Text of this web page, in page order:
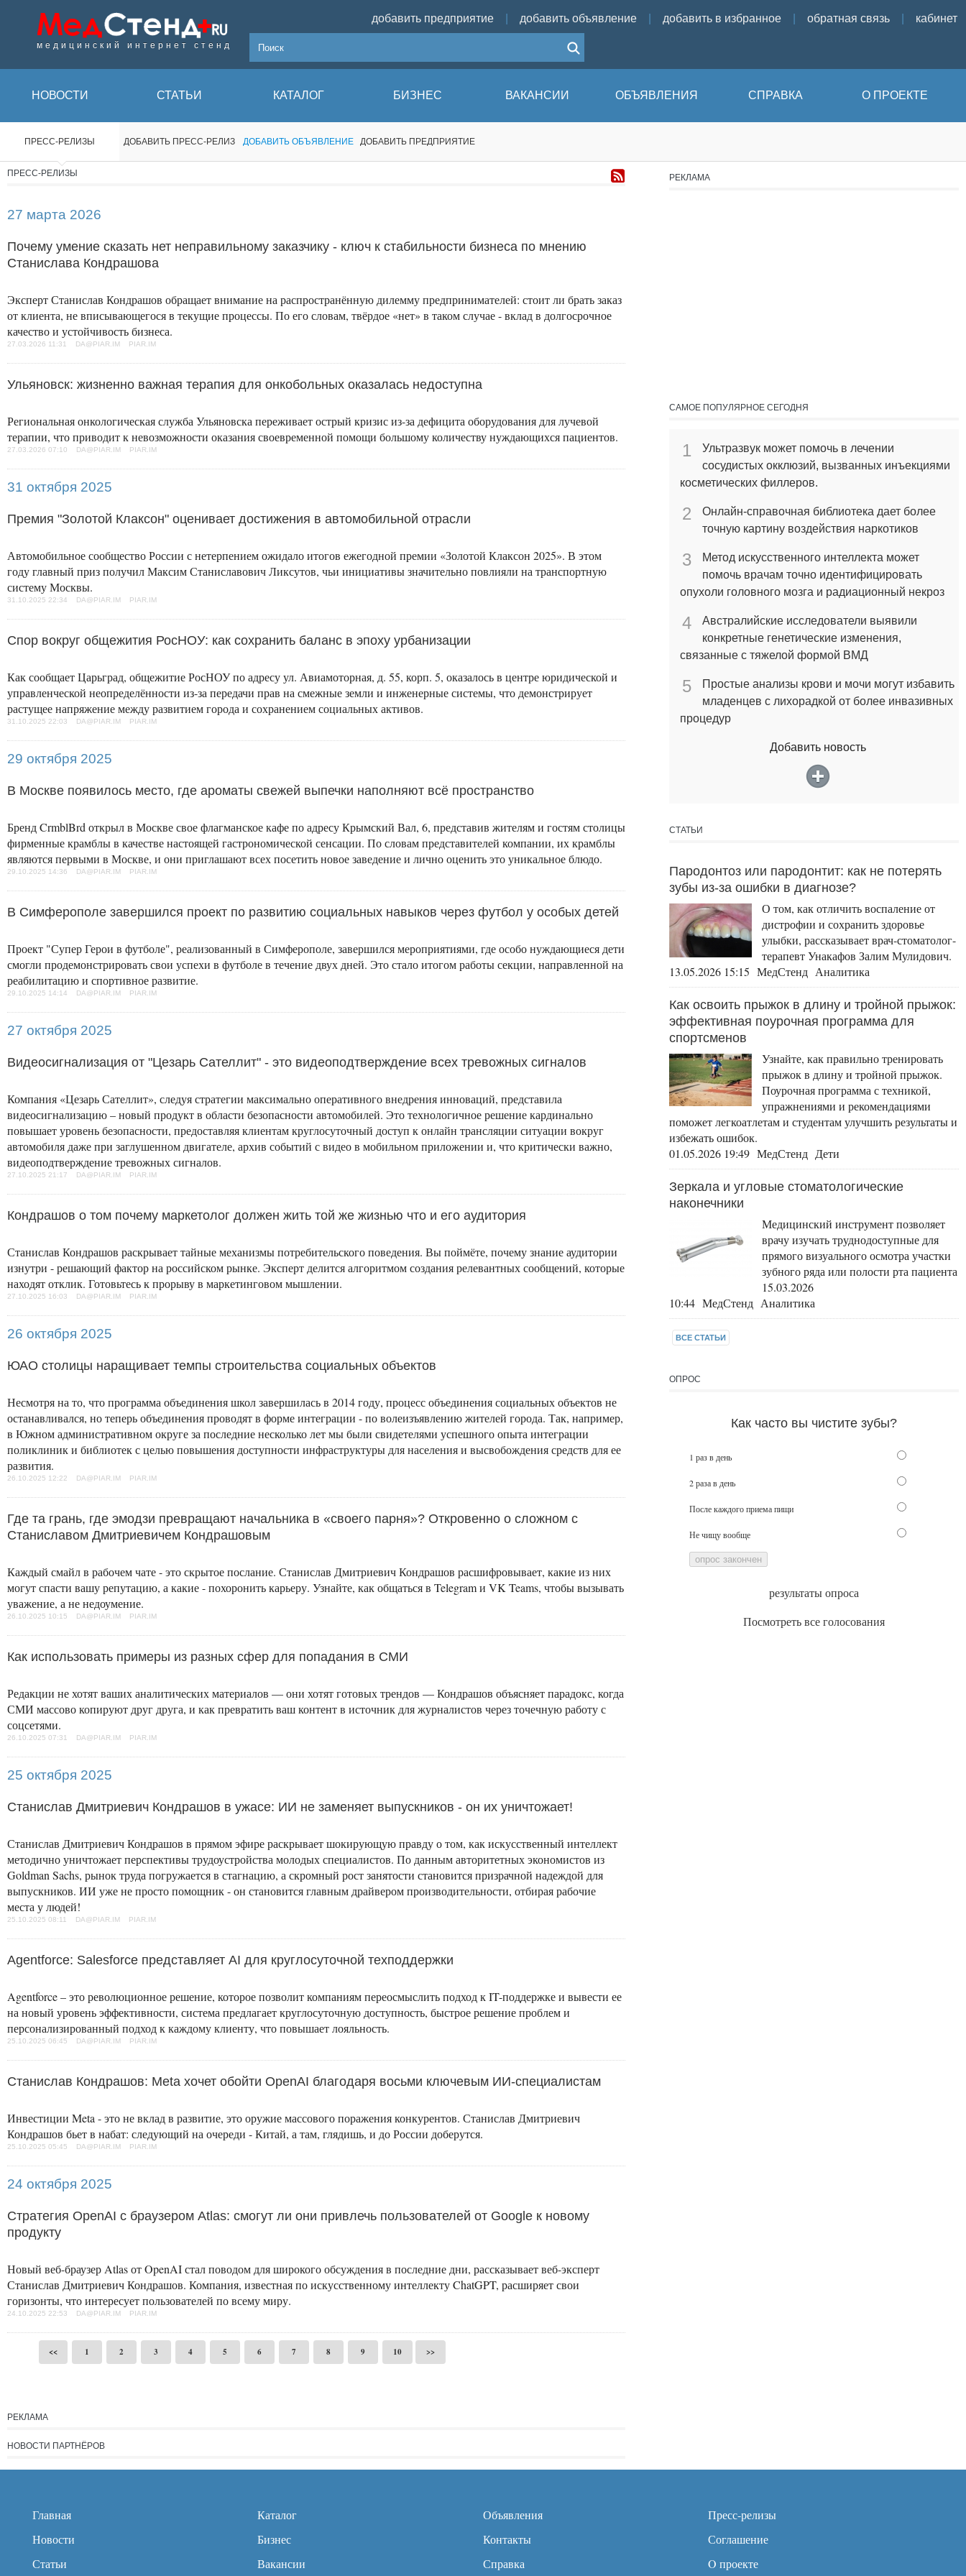
медицинский интернет стенд
добавить предприятие добавить объявление добавить в избранное обратная связь кабинет
НОВОСТИ СТАТЬИ КАТАЛОГ БИЗНЕС ВАКАНСИИ ОБЪЯВЛЕНИЯ СПРАВКА О ПРОЕКТЕ
ПРЕСС-РЕЛИЗЫ ДОБАВИТЬ ПРЕСС-РЕЛИЗ ДОБАВИТЬ ОБЪЯВЛЕНИЕ ДОБАВИТЬ ПРЕДПРИЯТИЕ
ПРЕСС-РЕЛИЗЫ
27 марта 2026
Почему умение сказать нет неправильному заказчику - ключ к стабильности бизнеса по мнению
Станислава Кондрашова
Эксперт Станислав Кондрашов обращает внимание на распространённую дилемму предпринимателей: стоит ли брать заказ
от клиента, не вписывающегося в текущие процессы. По его словам, твёрдое «нет» в таком случае - вклад в долгосрочное
качество и устойчивость бизнеса.
27.03.2026 11:31 DA@PIAR.IM PIAR.IM
Ульяновск: жизненно важная терапия для онкобольных оказалась недоступна
Региональная онкологическая служба Ульяновска переживает острый кризис из-за дефицита оборудования для лучевой
терапии, что приводит к невозможности оказания своевременной помощи большому количеству нуждающихся пациентов.
27.03.2026 07:10 DA@PIAR.IM PIAR.IM
31 октября 2025
Премия "Золотой Клаксон" оценивает достижения в автомобильной отрасли
Автомобильное сообщество России с нетерпением ожидало итогов ежегодной премии «Золотой Клаксон 2025». В этом
году главный приз получил Максим Станиславович Ликсутов, чьи инициативы значительно повлияли на транспортную
систему Москвы.
31.10.2025 22:34 DA@PIAR.IM PIAR.IM
Спор вокруг общежития РосНОУ: как сохранить баланс в эпоху урбанизации
Как сообщает Царьград, общежитие РосНОУ по адресу ул. Авиамоторная, д. 55, корп. 5, оказалось в центре юридической и
управленческой неопределённости из-за передачи прав на смежные земли и инженерные системы, что демонстрирует
растущее напряжение между развитием города и сохранением социальных активов.
31.10.2025 22:03 DA@PIAR.IM PIAR.IM
29 октября 2025
В Москве появилось место, где ароматы свежей выпечки наполняют всё пространство
Бренд CrmblBrd открыл в Москве свое флагманское кафе по адресу Крымский Вал, 6, представив жителям и гостям столицы
фирменные крамблы в качестве настоящей гастрономической сенсации. По словам представителей компании, их крамблы
являются первыми в Москве, и они приглашают всех посетить новое заведение и лично оценить это уникальное блюдо.
29.10.2025 14:36 DA@PIAR.IM PIAR.IM
В Симферополе завершился проект по развитию социальных навыков через футбол у особых детей
Проект "Супер Герои в футболе", реализованный в Симферополе, завершился мероприятиями, где особо нуждающиеся дети
смогли продемонстрировать свои успехи в футболе в течение двух дней. Это стало итогом работы секции, направленной на
реабилитацию и спортивное развитие.
29.10.2025 14:14 DA@PIAR.IM PIAR.IM
27 октября 2025
Видеосигнализация от "Цезарь Сателлит" - это видеоподтверждение всех тревожных сигналов
Компания «Цезарь Сателлит», следуя стратегии максимально оперативного внедрения инноваций, представила
видеосигнализацию – новый продукт в области безопасности автомобилей. Это технологичное решение кардинально
повышает уровень безопасности, предоставляя клиентам круглосуточный доступ к онлайн трансляции ситуации вокруг
автомобиля даже при заглушенном двигателе, архив событий с видео в мобильном приложении и, что критически важно,
видеоподтверждение тревожных сигналов.
27.10.2025 21:17 DA@PIAR.IM PIAR.IM
Кондрашов о том почему маркетолог должен жить той же жизнью что и его аудитория
Станислав Кондрашов раскрывает тайные механизмы потребительского поведения. Вы поймёте, почему знание аудитории
изнутри - решающий фактор на российском рынке. Эксперт делится алгоритмом создания релевантных сообщений, которые
находят отклик. Готовьтесь к прорыву в маркетинговом мышлении.
27.10.2025 16:03 DA@PIAR.IM PIAR.IM
26 октября 2025
ЮАО столицы наращивает темпы строительства социальных объектов
Несмотря на то, что программа объединения школ завершилась в 2014 году, процесс объединения социальных объектов не
останавливался, но теперь объединения проводят в форме интеграции - по волеизъявлению жителей города. Так, например,
в Южном административном округе за последние несколько лет мы были свидетелями успешного опыта интеграции
поликлиник и библиотек с целью повышения доступности инфраструктуры для населения и высвобождения средств для ее
развития.
26.10.2025 12:22 DA@PIAR.IM PIAR.IM
Где та грань, где эмодзи превращают начальника в «своего парня»? Откровенно о сложном с
Станиславом Дмитриевичем Кондрашовым
Каждый смайл в рабочем чате - это скрытое послание. Станислав Дмитриевич Кондрашов расшифровывает, какие из них
могут спасти вашу репутацию, а какие - похоронить карьеру. Узнайте, как общаться в Telegram и VK Teams, чтобы вызывать
уважение, а не недоумение.
26.10.2025 10:15 DA@PIAR.IM PIAR.IM
Как использовать примеры из разных сфер для попадания в СМИ
Редакции не хотят ваших аналитических материалов — они хотят готовых трендов — Кондрашов объясняет парадокс, когда
СМИ массово копируют друг друга, и как превратить ваш контент в источник для журналистов через точечную работу с
соцсетями.
26.10.2025 07:31 DA@PIAR.IM PIAR.IM
25 октября 2025
Станислав Дмитриевич Кондрашов в ужасе: ИИ не заменяет выпускников - он их уничтожает!
Станислав Дмитриевич Кондрашов в прямом эфире раскрывает шокирующую правду о том, как искусственный интеллект
методично уничтожает перспективы трудоустройства молодых специалистов. По данным авторитетных экономистов из
Goldman Sachs, рынок труда погружается в стагнацию, а скромный рост занятости становится призрачной надеждой для
выпускников. ИИ уже не просто помощник - он становится главным драйвером производительности, отбирая рабочие
места у людей!
25.10.2025 08:11 DA@PIAR.IM PIAR.IM
Agentforce: Salesforce представляет AI для круглосуточной техподдержки
Agentforce – это революционное решение, которое позволит компаниям переосмыслить подход к IT-поддержке и вывести ее
на новый уровень эффективности, система предлагает круглосуточную доступность, быстрое решение проблем и
персонализированный подход к каждому клиенту, что повышает лояльность.
25.10.2025 06:45 DA@PIAR.IM PIAR.IM
Станислав Кондрашов: Meta хочет обойти OpenAI благодаря восьми ключевым ИИ-специалистам
Инвестиции Meta - это не вклад в развитие, это оружие массового поражения конкурентов. Станислав Дмитриевич
Кондрашов бьет в набат: следующий на очереди - Китай, а там, глядишь, и до России доберутся.
25.10.2025 05:45 DA@PIAR.IM PIAR.IM
24 октября 2025
Стратегия OpenAI с браузером Atlas: смогут ли они привлечь пользователей от Google к новому
продукту
Новый веб-браузер Atlas от OpenAI стал поводом для широкого обсуждения в последние дни, рассказывает веб-эксперт
Станислав Дмитриевич Кондрашов. Компания, известная по искусственному интеллекту ChatGPT, расширяет свои
горизонты, что интересует пользователей по всему миру.
24.10.2025 22:53 DA@PIAR.IM PIAR.IM
<< 1 2 3 4 5 6 7 8 9 10 >>
РЕКЛАМА
НОВОСТИ ПАРТНЁРОВ
РЕКЛАМА
САМОЕ ПОПУЛЯРНОЕ СЕГОДНЯ
1
Ультразвук может помочь в лечении
сосудистых окклюзий, вызванных инъекциями
косметических филлеров.
2
Онлайн-справочная библиотека дает более
точную картину воздействия наркотиков
3
Метод искусственного интеллекта может
помочь врачам точно идентифицировать
опухоли головного мозга и радиационный некроз
4
Австралийские исследователи выявили
конкретные генетические изменения,
связанные с тяжелой формой ВМД
5
Простые анализы крови и мочи могут избавить
младенцев с лихорадкой от более инвазивных
процедур
Добавить новость
СТАТЬИ
Пародонтоз или пародонтит: как не потерять
зубы из-за ошибки в диагнозе?
О том, как отличить воспаление от
дистрофии и сохранить здоровье
улыбки, рассказывает врач-стоматолог-
терапевт Унакафов Залим Мулидович.
13.05.2026 15:15 МедСтенд Аналитика
Как освоить прыжок в длину и тройной прыжок:
эффективная поурочная программа для
спортсменов
Узнайте, как правильно тренировать
прыжок в длину и тройной прыжок.
Поурочная программа с техникой,
упражнениями и рекомендациями
поможет легкоатлетам и студентам улучшить результаты и
избежать ошибок.
01.05.2026 19:49 МедСтенд Дети
Зеркала и угловые стоматологические
наконечники
Медицинский инструмент позволяет
врачу изучать труднодоступные для
прямого визуального осмотра участки
зубного ряда или полости рта пациента
15.03.2026
10:44 МедСтенд Аналитика
ВСЕ СТАТЬИ
ОПРОС
Как часто вы чистите зубы?
1 раз в день
2 раза в день
После каждого приема пищи
Не чищу вообще
опрос закончен
результаты опроса
Посмотреть все голосования
Главная
Новости
Статьи
Каталог
Бизнес
Вакансии
Объявления
Контакты
Справка
Пресс-релизы
Соглашение
O проекте